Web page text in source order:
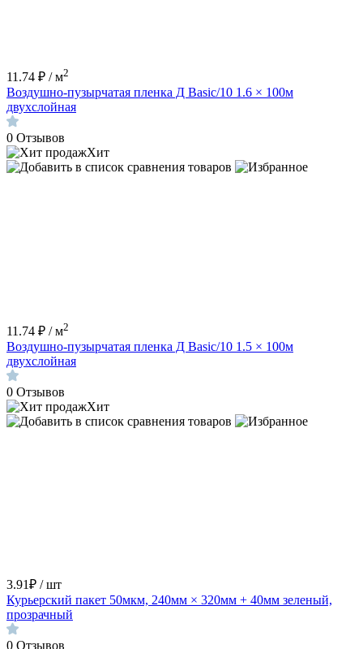
11.74 ₽ / м2
Воздушно-пузырчатая пленка Д Basic/10 1.6 × 100м
двухслойная
0 Отзывов
Хит
11.74 ₽ / м2
Воздушно-пузырчатая пленка Д Basic/10 1.5 × 100м
двухслойная
0 Отзывов
Хит
3.91₽ / шт
Курьерский пакет 50мкм, 240мм × 320мм + 40мм зеленый,
прозрачный
0 Отзывов